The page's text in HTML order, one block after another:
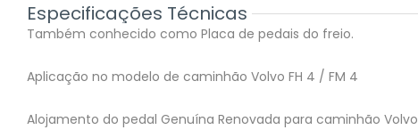
Especificações Técnicas
Também conhecido como Placa de pedais do freio.
Aplicação no modelo de caminhão Volvo FH 4 / FM 4
Alojamento do pedal Genuína Renovada para caminhão Volvo